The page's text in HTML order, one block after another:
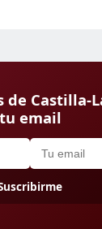
de Castilla-
tu email